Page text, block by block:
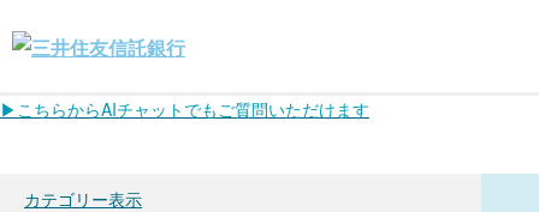
▶こちらからAIチャットでもご質問いただけます
カテゴリー表示